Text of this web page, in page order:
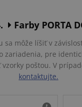
Farby PORTA
sa môže líšiť v
zariadenia, pre
vzorky poštou. V
kontaktujte.